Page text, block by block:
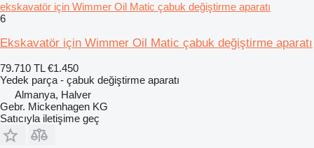
ekskavatör için Wimmer Oil Matic çabuk değiştirme aparatı
6
Ekskavatör için Wimmer Oil Matic çabuk değiştirme aparatı
79.710 TL €1.450
Yedek parça - çabuk değiştirme aparatı
Almanya, Halver
Gebr. Mickenhagen KG
Satıcıyla iletişime geç